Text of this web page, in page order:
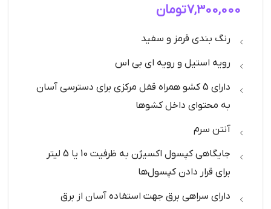
7,300,000تومان
رنگ بندی قرمز و سفید
رویه استیل و رویه ای بی اس
دارای 5 کشو همراه قفل مرکزی برای دسترسی آسان
به محتوای داخل کشوها
آنتن سرم
جایگاهی کپسول اکسیژن به ظرفیت 10 یا 5 لیتر
برای قرار دادن کپسول‌ها
دارای سراهی برق جهت استفاده آسان از برق